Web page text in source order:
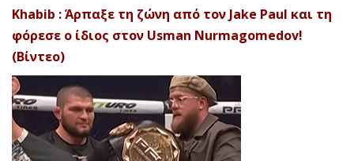
Khabib : Άρπαξε τη ζώνη από τον Jake Paul και τη
φόρεσε ο ίδιος στον Usman Nurmagomedov!
(Βίντεο)